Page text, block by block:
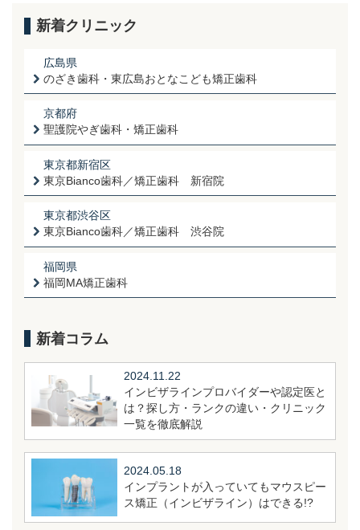
新着クリニック
広島県
のざき歯科・東広島おとなこども矯正歯科
京都府
聖護院やぎ歯科・矯正歯科
東京都新宿区
東京Bianco歯科／矯正歯科 新宿院
東京都渋谷区
東京Bianco歯科／矯正歯科 渋谷院
福岡県
福岡MA矯正歯科
新着コラム
2024.11.22
インビザラインプロバイダーや認定医と
は？探し方・ランクの違い・クリニック
一覧を徹底解説
2024.05.18
インプラントが入っていてもマウスピー
ス矯正（インビザライン）はできる!?